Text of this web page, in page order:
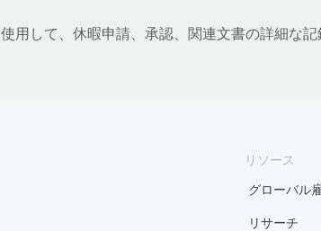
使用して、休暇申請、承認、関連文書の詳細な記
リソース
グローバル
リサーチ